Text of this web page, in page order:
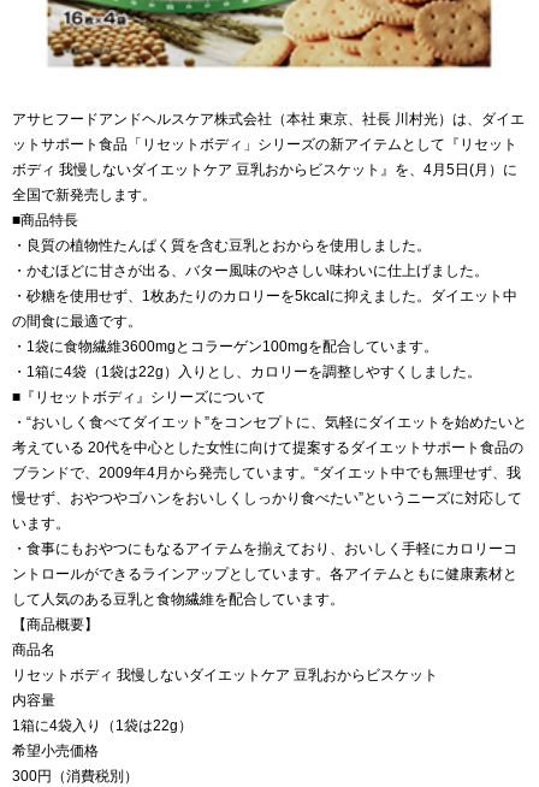
アサヒフードアンドヘルスケア株式会社（本社 東京、社長 川村光）は、ダイエ
ットサポート食品「リセットボディ」シリーズの新アイテムとして『リセット
ボディ 我慢しないダイエットケア 豆乳おからビスケット』を、4月5日(月）に
全国で新発売します。
■商品特長
・良質の植物性たんぱく質を含む豆乳とおからを使用しました。
・かむほどに甘さが出る、バター風味のやさしい味わいに仕上げました。
・砂糖を使用せず、1枚あたりのカロリーを5kcalに抑えました。ダイエット中
の間食に最適です。
・1袋に食物繊維3600mgとコラーゲン100mgを配合しています。
・1箱に4袋（1袋は22g）入りとし、カロリーを調整しやすくしました。
■『リセットボディ』シリーズについて
・“おいしく食べてダイエット”をコンセプトに、気軽にダイエットを始めたいと
考えている 20代を中心とした女性に向けて提案するダイエットサポート食品の
ブランドで、2009年4月から発売しています。“ダイエット中でも無理せず、我
慢せず、おやつやゴハンをおいしくしっかり食べたい”というニーズに対応して
います。
・食事にもおやつにもなるアイテムを揃えており、おいしく手軽にカロリーコ
ントロールができるラインアップとしています。各アイテムともに健康素材と
して人気のある豆乳と食物繊維を配合しています。
【商品概要】
商品名
リセットボディ 我慢しないダイエットケア 豆乳おからビスケット
内容量
1箱に4袋入り（1袋は22g）
希望小売価格
300円（消費税別）